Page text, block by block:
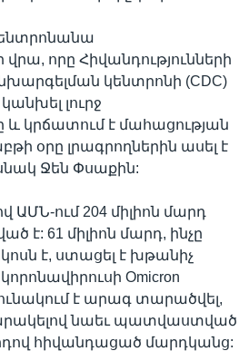
որը Հիվանդությունների
կենտրոնի (CDC)
լուրջ
և կրճատում է մահացության
օրը լրագրողներին ասել է
Ջեն Փսաքին:
ԱՄՆ-ում 204 միլիոն մարդ
է: 61 միլիոն մարդ, ինչը
է, ստացել է խթանիչ
Omicron
է արագ տարածվել,
նաեւ պատվաստված
հիվանդացած մարդկանց: